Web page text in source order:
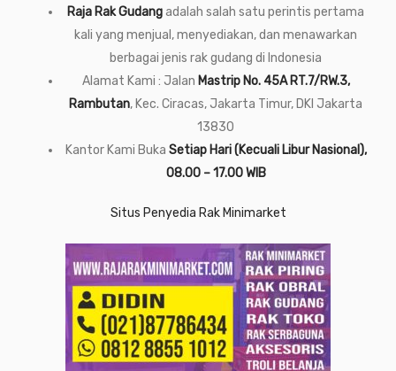
Raja Rak Gudangadalah salah satu perintis pertama
kali yang menjual, menyediakan, dan menawarkan
berbagai jenis rak gudang di Indonesia
Alamat Kami : Jalan Mastrip No. 45A RT.7/RW.3,
Rambutan, Kec. Ciracas, Jakarta Timur, DKI Jakarta
13830
Kantor Kami Buka Setiap Hari (Kecuali Libur Nasional),
08.00 – 17.00 WIB
Situs Penyedia Rak Minimarket